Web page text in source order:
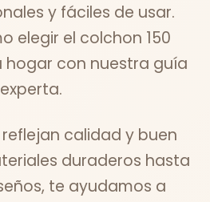
y fáciles de usar.
elegir el colchon 150
con nuestra guía
experta.
calidad y buen
duraderos hasta
te ayudamos a